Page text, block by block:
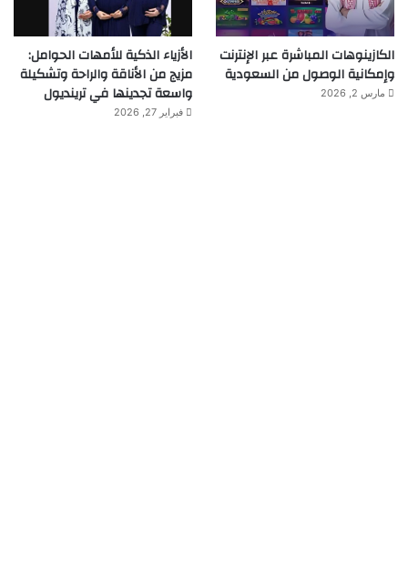
الكازينوهات المباشرة عبر الإنترنت
وإمكانية الوصول من السعودية
مارس 2, 2026
الأزياء الذكية للأمهات الحوامل:
مزيج من الأناقة والراحة وتشكيلة
واسعة تجدينها في ترينديول
فبراير 27, 2026